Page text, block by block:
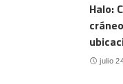
Halo:
julio